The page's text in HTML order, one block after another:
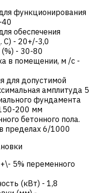
функционирования
40
обеспечения
С) - 20+/-3,0
- 30-80
в помещении, м /с -
для допустимой
амплитуда 5
фундамента
200 мм
бетонного пола.
пределах 6/1000
5% переменного
(кВт) - 1,8